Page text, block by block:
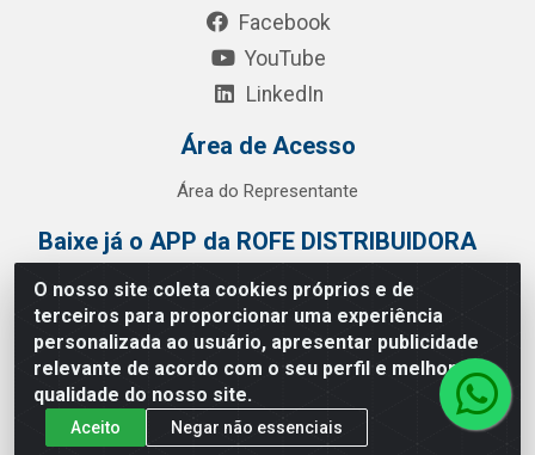
O nosso site coleta cookies próprios e de
terceiros para proporcionar uma experiência
personalizada ao usuário, apresentar publicidade
relevante de acordo com o seu perfil e melhorar a
qualidade do nosso site.
Aceito Negar não essenciais
Facebook
YouTube
LinkedIn
Área de Acesso
Área do Representante
Baixe já o APP da ROFE DISTRIBUIDORA